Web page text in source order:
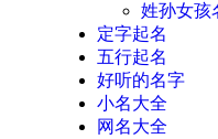
姓孙女孩
定字起名
五行起名
好听的名字
小名大全
网名大全